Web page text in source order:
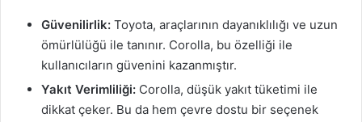
Güvenilirlik: Toyota, araçlarının dayanıklılığı ve uzun
ömürlülüğü ile tanınır. Corolla, bu özelliği ile
kullanıcıların güvenini kazanmıştır.
Yakıt Verimliliği: Corolla, düşük yakıt tüketimi ile
dikkat çeker. Bu da hem çevre dostu bir seçenek